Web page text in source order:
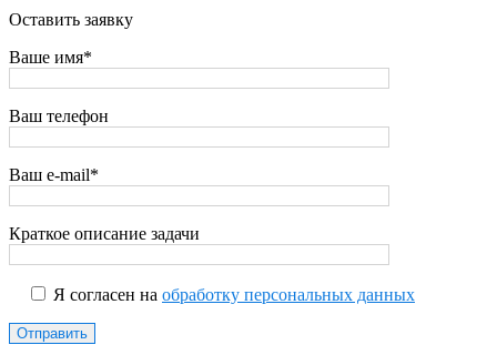
Оставить заявку
Ваше имя*
Ваш телефон
Ваш e-mail*
Краткое описание задачи
Я согласен на обработку персональных данных